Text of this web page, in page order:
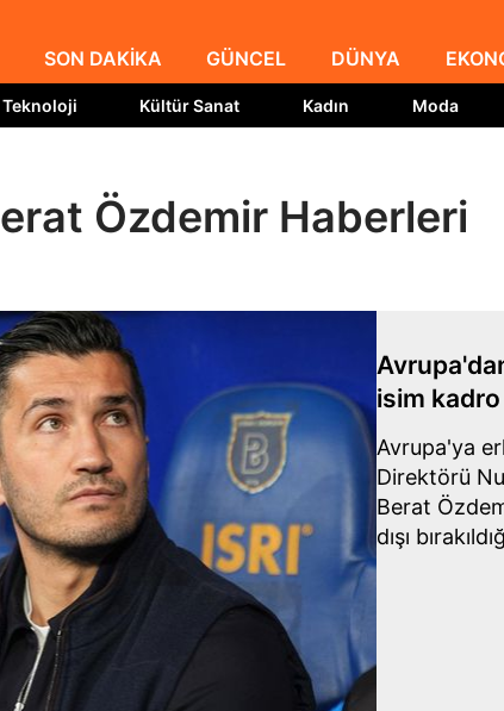
SON DAKİKA GÜNCEL DÜNYA
Teknoloji Kültür Sanat Kadın Moda
Özdemir Haberleri
isim kadro
Avrupa'ya
Direktörü
Berat
dışı